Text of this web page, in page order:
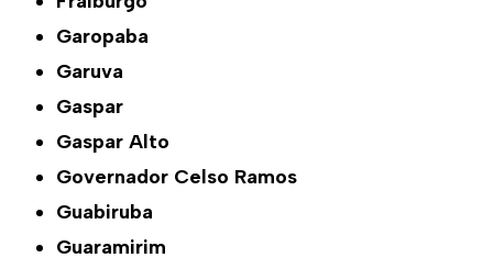
Garopaba
Garuva
Gaspar
Gaspar Alto
Governador Celso Ramos
Guabiruba
Guaramirim